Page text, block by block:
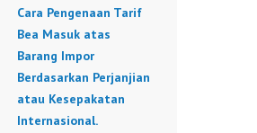
Cara Pengenaan Tarif
Bea Masuk atas
Barang Impor
Berdasarkan Perjanjian
atau Kesepakatan
Internasional.